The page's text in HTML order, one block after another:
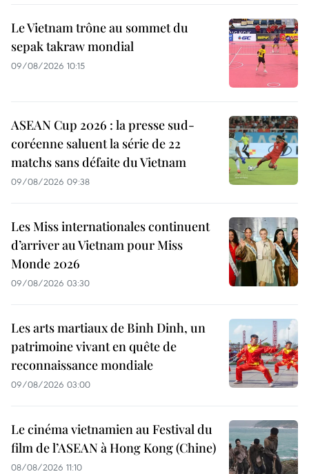
Le Vietnam trône au sommet du
sepak takraw mondial
09/08/2026 10:15
ASEAN Cup 2026 : la presse sud-
coréenne saluent la série de 22
matchs sans défaite du Vietnam
09/08/2026 09:38
Les Miss internationales continuent
d’arriver au Vietnam pour Miss
Monde 2026
09/08/2026 03:30
Les arts martiaux de Binh Dinh, un
patrimoine vivant en quête de
reconnaissance mondiale
09/08/2026 03:00
Le cinéma vietnamien au Festival du
film de l’ASEAN à Hong Kong (Chine)
08/08/2026 11:10